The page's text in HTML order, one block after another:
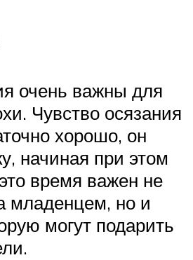
очень важны для
Чувство осязания
хорошо, он
начиная при этом
время важен не
младенцем, но и
могут подарить